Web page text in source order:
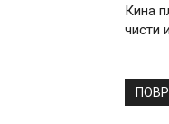
Кина
чисти